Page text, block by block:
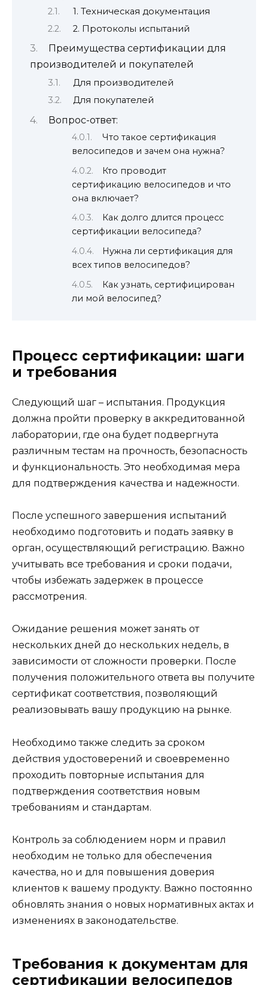
1. Техническая документация
2. Протоколы испытаний
Преимущества сертификации для
производителей и покупателей
Для производителей
Для покупателей
Вопрос-ответ:
Что такое сертификация
велосипедов и зачем она нужна?
Кто проводит
сертификацию велосипедов и что
она включает?
Как долго длится процесс
сертификации велосипеда?
Нужна ли сертификация для
всех типов велосипедов?
Как узнать, сертифицирован
ли мой велосипед?
Процесс сертификации: шаги
и требования
Следующий шаг – испытания. Продукция
должна пройти проверку в аккредитованной
лаборатории, где она будет подвергнута
различным тестам на прочность, безопасность
и функциональность. Это необходимая мера
для подтверждения качества и надежности.
После успешного завершения испытаний
необходимо подготовить и подать заявку в
орган, осуществляющий регистрацию. Важно
учитывать все требования и сроки подачи,
чтобы избежать задержек в процессе
рассмотрения.
Ожидание решения может занять от
нескольких дней до нескольких недель, в
зависимости от сложности проверки. После
получения положительного ответа вы получите
сертификат соответствия, позволяющий
реализовывать вашу продукцию на рынке.
Необходимо также следить за сроком
действия удостоверений и своевременно
проходить повторные испытания для
подтверждения соответствия новым
требованиям и стандартам.
Контроль за соблюдением норм и правил
необходим не только для обеспечения
качества, но и для повышения доверия
клиентов к вашему продукту. Важно постоянно
обновлять знания о новых нормативных актах и
изменениях в законодательстве.
Требования к документам для
сертификации велосипедов